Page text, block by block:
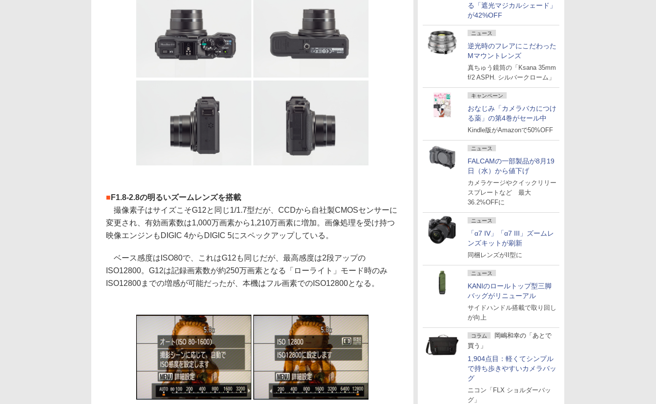
る「遮光マジカルシェード」
が42%OFF
ニュース
逆光時のフレアにこだわった
Mマウントレンズ
真ちゅう鏡筒の「Ksana 35mm
f/2 ASPH. シルバークローム」
キャンペーン
おなじみ「カメラバカにつけ
る薬」の第4巻がセール中
Kindle版がAmazonで50%OFF
ニュース
FALCAMの一部製品が8月19
日（水）から値下げ
カメラケージやクイックリリー
スプレートなど 最大
36.2%OFFに
ニュース
「α7 IV」「α7 III」ズームレ
ンズキットが刷新
同梱レンズがII型に
ニュース
KANIのロールトップ型三脚
バッグがリニューアル
サイドハンドル搭載で取り回し
が向上
コラム
岡嶋和幸の「あとで
買う」
1,904点目：軽くてシンプル
で持ち歩きやすいカメラバッ
グ
ニコン「FLX ショルダーバッ
グ」
■ F1.8-2.8の明るいズームレンズを搭載
撮像素子はサイズこそG12と同じ1/1.7型だが、CCDから自社製CMOSセンサーに
変更され、有効画素数は1,000万画素から1,210万画素に増加。画像処理を受け持つ
映像エンジンもDIGIC 4からDIGIC 5にスペックアップしている。
ベース感度はISO80で、これはG12も同じだが、最高感度は2段アップの
ISO12800。G12は記録画素数が約250万画素となる「ローライト」モード時のみ
ISO12800までの増感が可能だったが、本機はフル画素でのISO12800となる。